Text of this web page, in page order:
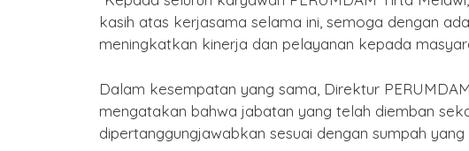
kasih atas kerjasama selama ini, semoga dengan
meningkatkan kinerja dan pelayanan kepada
Dalam kesempatan yang sama, Direktur
mengatakan bahwa jabatan yang telah diemban
dipertanggungjawabkan sesuai dengan sumpah